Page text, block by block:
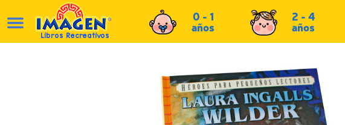
Libros Recreativos
0 - 1
años
2 - 4
años